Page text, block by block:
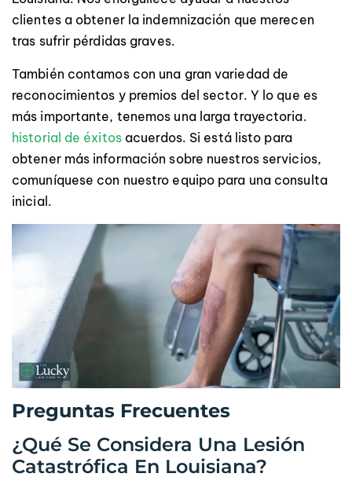
clientes a obtener la indemnización que merecen
tras sufrir pérdidas graves.
También contamos con una gran variedad de
reconocimientos y premios del sector. Y lo que es
más importante, tenemos una larga trayectoria.
historial de éxitosacuerdos. Si está listo para
obtener más información sobre nuestros servicios,
comuníquese con nuestro equipo para una consulta
inicial.
Preguntas Frecuentes
¿Qué Se Considera Una Lesión
Catastrófica En Louisiana?